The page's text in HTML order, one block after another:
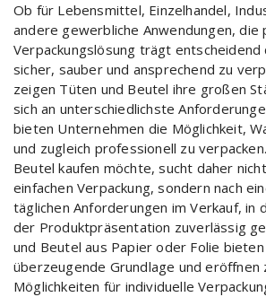
Ob für Lebensmittel, Einzelhandel,
andere gewerbliche Anwendungen, die
Verpackungslösung trägt
sicher, sauber und ansprechend zu
zeigen Tüten und Beutel ihre großen
sich an unterschiedlichste
bieten Unternehmen die Möglichkeit,
und zugleich professionell zu
Beutel kaufen möchte, sucht daher
einfachen Verpackung, sondern nach
täglichen Anforderungen im Verkauf, in
der Produktpräsentation zuverlässig
und Beutel aus Papier oder Folie
überzeugende Grundlage und eröffnen
Möglichkeiten für individuelle